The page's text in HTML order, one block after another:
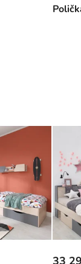
33